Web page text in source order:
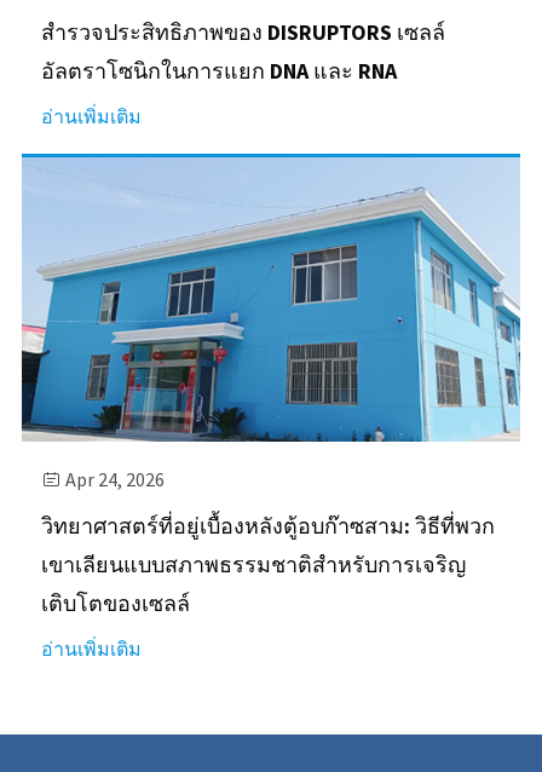
สำรวจประสิทธิภาพของ DISRUPTORS เซลล์
อัลตราโซนิกในการแยก DNA และ RNA
อ่านเพิ่มเติม
 Apr 24, 2026
วิทยาศาสตร์ที่อยู่เบื้องหลังตู้อบก๊าซสาม: วิธีที่พวก
เขาเลียนแบบสภาพธรรมชาติสำหรับการเจริญ
เติบโตของเซลล์
อ่านเพิ่มเติม